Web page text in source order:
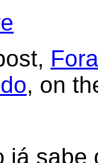
, on
já sabe